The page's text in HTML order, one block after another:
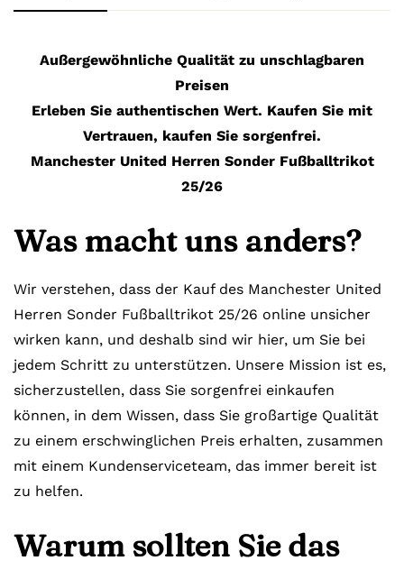
Außergewöhnliche Qualität zu unschlagbaren
Preisen
Erleben Sie authentischen Wert. Kaufen Sie mit
Vertrauen, kaufen Sie sorgenfrei.
Manchester United Herren Sonder Fußballtrikot
25/26
Was macht uns anders?
Wir verstehen, dass der Kauf des Manchester United
Herren Sonder Fußballtrikot 25/26 online unsicher
wirken kann, und deshalb sind wir hier, um Sie bei
jedem Schritt zu unterstützen. Unsere Mission ist es,
sicherzustellen, dass Sie sorgenfrei einkaufen
können, in dem Wissen, dass Sie großartige Qualität
zu einem erschwinglichen Preis erhalten, zusammen
mit einem Kundenserviceteam, das immer bereit ist
zu helfen.
Warum sollten Sie das